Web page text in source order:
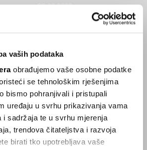
vaših podataka
obrađujemo vaše osobne podatke
se tehnološkim rješenjima
bismo pohranjivali i pristupali
uređaju u svrhu prikazivanja vama
i sadržaja te u svrhu mjerenja
trendova čitateljstva i razvoja
birati tko upotrebljava vaše
23.06.2026
IN
Adria
GLP-1 lijekova mršave,
se deblja
trošak selidbe kompanija iz Kine